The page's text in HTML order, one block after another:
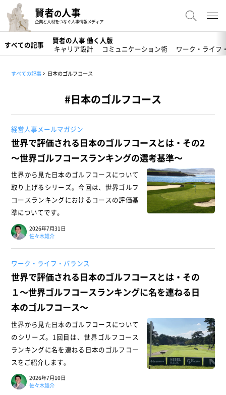
賢者の人事
企業と人材をつなぐ人事情報メディア
すべての記事
賢者の人事 働く人版
キャリア設計
コミュニケーション術 ワーク・ライフ
すべての記事 日本のゴルフコース
#日本のゴルフコース
経営人事メールマガジン
世界で評価される日本のゴルフコースとは・その2
～世界ゴルフコースランキングの選考基準～
世界から見た日本のゴルフコースについて
取り上げるシリーズ。今回は、世界ゴルフ
コースランキングにおけるコースの評価基
準についてです。
2026年7月31日
佐々木雄介
ワーク・ライフ・バランス
世界で評価される日本のゴルフコースとは・その
１～世界ゴルフコースランキングに名を連ねる日
本のゴルフコース～
世界から見た日本のゴルフコースについて
のシリーズ。1回目は、世界ゴルフコース
ランキングに名を連ねる日本のゴルフコー
スをご紹介します。
2026年7月10日
佐々木雄介